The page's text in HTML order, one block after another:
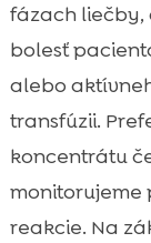
fázach liečby,
bolesť
alebo
transfúzii.
koncentrátu
monitorujeme
reakcie. Na